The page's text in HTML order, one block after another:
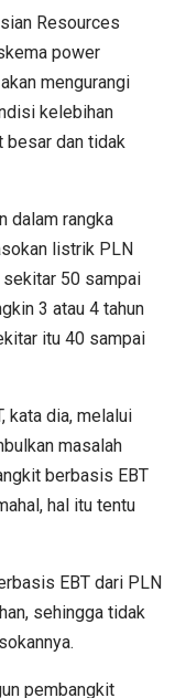
Resources
power
mengurangi
kelebihan
besar dan tidak
dalam rangka
listrik PLN
50 sampai
3 atau 4 tahun
itu 40 sampai
kata dia, melalui
masalah
berbasis EBT
hal itu tentu
EBT dari PLN
sehingga tidak
pembangkit